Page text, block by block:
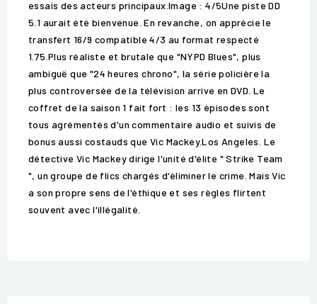
essais des acteurs principaux.Image : 4/5Une piste DD
5.1 aurait été bienvenue. En revanche, on apprécie le
transfert 16/9 compatible 4/3 au format respecté
1.75.Plus réaliste et brutale que "NYPD Blues", plus
ambiguë que "24 heures chrono", la série policière la
plus controversée de la télévision arrive en DVD. Le
coffret de la saison 1 fait fort : les 13 épisodes sont
tous agrémentés d'un commentaire audio et suivis de
bonus aussi costauds que Vic Mackey.Los Angeles. Le
détective Vic Mackey dirige l'unité d'élite " Strike Team
", un groupe de flics chargés d'éliminer le crime. Mais Vic
a son propre sens de l'éthique et ses règles flirtent
souvent avec l'illégalité.